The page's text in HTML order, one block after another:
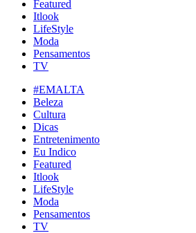
Featured
Itlook
LifeStyle
Moda
Pensamentos
TV
#EMALTA
Beleza
Cultura
Dicas
Entretenimento
Eu Indico
Featured
Itlook
LifeStyle
Moda
Pensamentos
TV